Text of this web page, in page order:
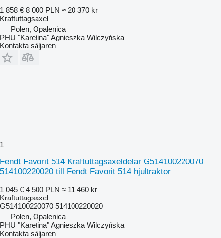
1 858 € 8 000 PLN ≈ 20 370 kr
Kraftuttagsaxel
Polen, Opalenica
PHU "Karetina" Agnieszka Wilczyńska
Kontakta säljaren
1
Fendt Favorit 514 Kraftuttagsaxeldelar G514100220070
514100220020 till Fendt Favorit 514 hjultraktor
1 045 € 4 500 PLN ≈ 11 460 kr
Kraftuttagsaxel
G514100220070 514100220020
Polen, Opalenica
PHU "Karetina" Agnieszka Wilczyńska
Kontakta säljaren